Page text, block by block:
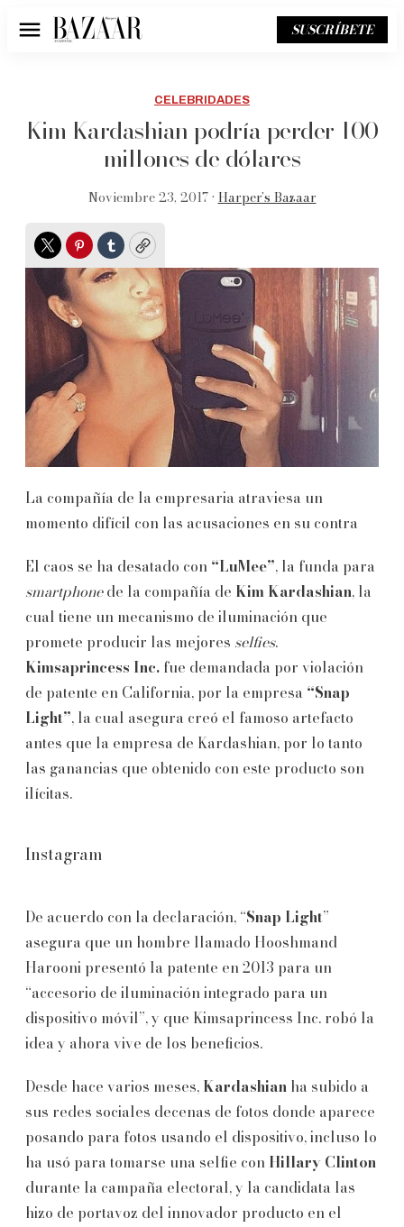
Menú SUSCRÍBETE
CELEBRIDADES
Kim Kardashian podría perder 100
millones de dólares
Noviembre 23, 2017 • Harper’s Bazaar
TwitterPinterest
TumblrCopy
La compañía de la empresaria atraviesa un
momento difícil con las acusaciones en su contra
El caos se ha desatado con “LuMee”, la funda para
smartphonede la compañía de Kim Kardashian, la
cual tiene un mecanismo de iluminación que
promete producir las mejores selfies.
Kimsaprincess Inc. fue demandada por violación
de patente en California, por la empresa “Snap
Light”, la cual asegura creó el famoso artefacto
antes que la empresa de Kardashian, por lo tanto
las ganancias que obtenido con este producto son
ilícitas.
Instagram
De acuerdo con la declaración, “Snap Light”
asegura que un hombre llamado Hooshmand
Harooni presentó la patente en 2013 para un
“accesorio de iluminación integrado para un
dispositivo móvil”, y que Kimsaprincess Inc. robó la
idea y ahora vive de los beneficios.
Desde hace varios meses, Kardashian ha subido a
sus redes sociales decenas de fotos donde aparece
posando para fotos usando el dispositivo, incluso lo
ha usó para tomarse una selfie con Hillary Clinton
durante la campaña electoral, y la candidata las
hizo de portavoz del innovador producto en el